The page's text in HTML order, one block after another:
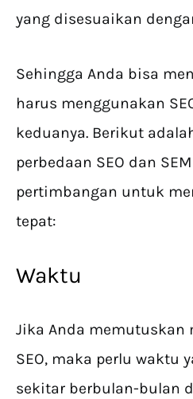
yang disesuaikan
Sehingga Anda bisa
harus menggunakan
keduanya. Berikut
perbedaan SEO dan
pertimbangan untuk
tepat:
Waktu
Jika Anda memutuskan
SEO, maka perlu waktu
sekitar berbulan-bulan